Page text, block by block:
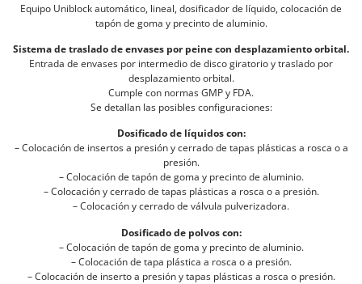
Equipo Uniblock automático, lineal, dosificador de líquido, colocación de
tapón de goma y precinto de aluminio.
Sistema de traslado de envases por peine con desplazamiento orbital.
Entrada de envases por intermedio de disco giratorio y traslado por
desplazamiento orbital.
Cumple con normas GMP y FDA.
Se detallan las posibles configuraciones:
Dosificado de líquidos con:
– Colocación de insertos a presión y cerrado de tapas plásticas a rosca o a
presión.
– Colocación de tapón de goma y precinto de aluminio.
– Colocación y cerrado de tapas plásticas a rosca o a presión.
– Colocación y cerrado de válvula pulverizadora.
Dosificado de polvos con:
– Colocación de tapón de goma y precinto de aluminio.
– Colocación de tapa plástica a rosca o a presión.
– Colocación de inserto a presión y tapas plásticas a rosca o presión.